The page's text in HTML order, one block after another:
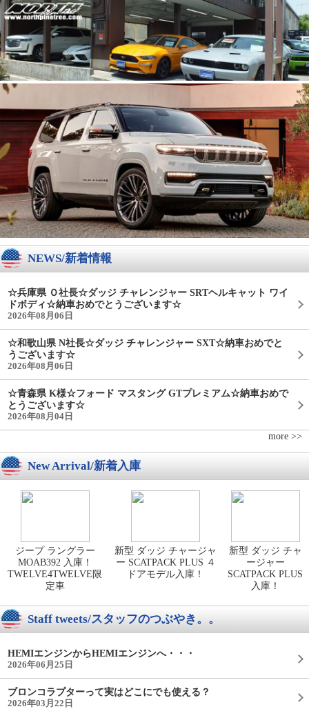
NEWS/新着情報
☆兵庫県 Ｏ社長☆ダッジ チャレンジャー SRTヘルキャット ワイ
ドボディ☆納車おめでとうございます☆
2026年08月06日
☆和歌山県 N社長☆ダッジ チャレンジャー SXT☆納車おめでと
うございます☆
2026年08月06日
☆青森県 K様☆フォード マスタング GTプレミアム☆納車おめで
とうございます☆
2026年08月04日
more >>
New Arrival/新着入庫
ジープ ラングラー
MOAB392 入庫！
TWELVE4TWELVE限
定車
新型 ダッジ チャージャ
ー SCATPACK PLUS ４
ドアモデル入庫！
新型 ダッジ チャ
ージャー
SCATPACK PLUS
入庫！
Staff tweets/スタッフのつぶやき。。
HEMIエンジンからHEMIエンジンへ・・・
2026年06月25日
ブロンコラプターって実はどこにでも使える？
2026年03月22日